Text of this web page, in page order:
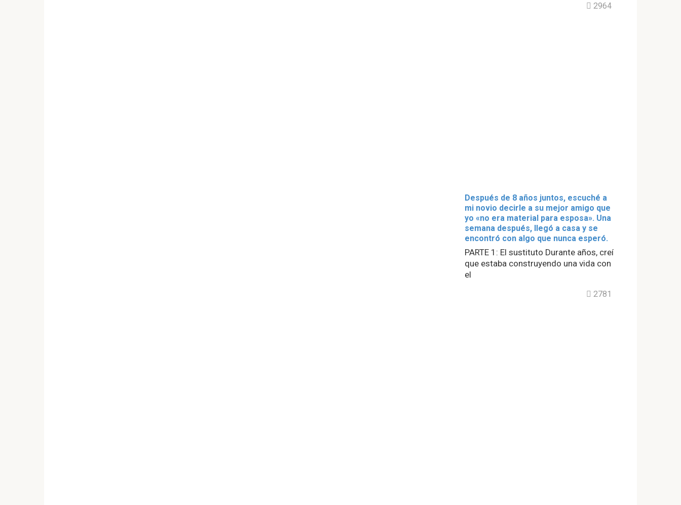
2964
Después de 8 años juntos, escuché a
mi novio decirle a su mejor amigo que
yo «no era material para esposa». Una
semana después, llegó a casa y se
encontró con algo que nunca esperó.
PARTE 1: El sustituto Durante años, creí
que estaba construyendo una vida con
el
2781